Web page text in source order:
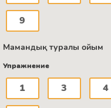
9
Мамандық туралы ойым
Упражнение
1 3 4